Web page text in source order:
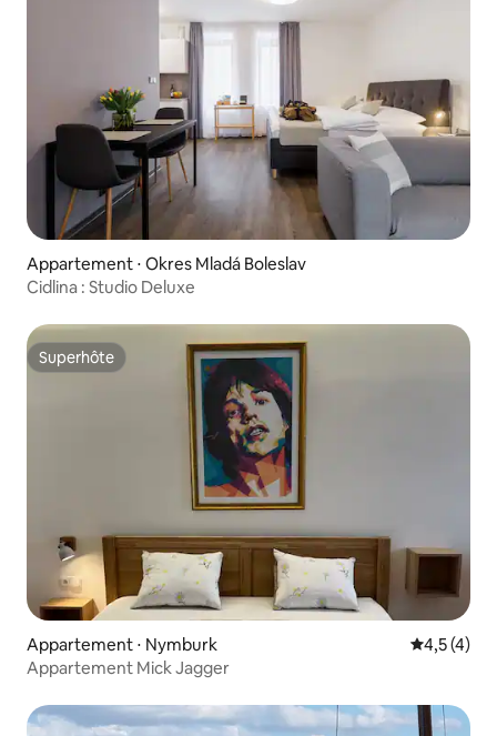
Appartement ⋅ Okres Mladá Boleslav
Cidlina : Studio Deluxe
Superhôte
Superhôte
Appartement ⋅ Nymburk Évaluation
4,5 (4)
Appartement Mick Jagger